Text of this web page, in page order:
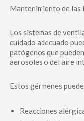
Mantenimiento de las
Los sistemas de
cuidado adecuado
patógenos que
aerosoles o del aire
Estos gérmenes
Reacciones